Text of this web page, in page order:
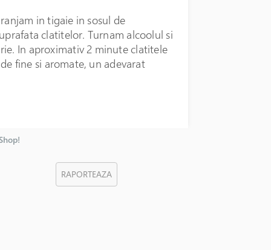
in tigaie in sosul de
clatitelor. Turnam alcoolul si
In aproximativ 2 minute clatitele
fine si aromate, un adevarat
RAPORTEAZA